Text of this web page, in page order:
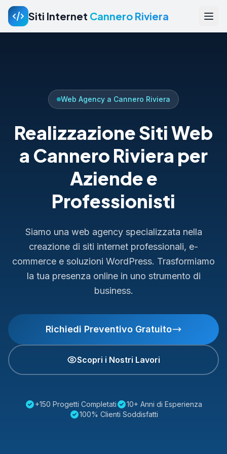
Siti Internet Cannero Riviera
Web Agency a Cannero Riviera
Realizzazione Siti Web
a Cannero Riviera per
Aziende e
Professionisti
Siamo una web agency specializzata nella
creazione di siti internet professionali, e-
commerce e soluzioni WordPress. Trasformiamo
la tua presenza online in uno strumento di
business.
Richiedi Preventivo Gratuito
Scopri i Nostri Lavori
+150 Progetti Completati
10+ Anni di Esperienza
100% Clienti Soddisfatti